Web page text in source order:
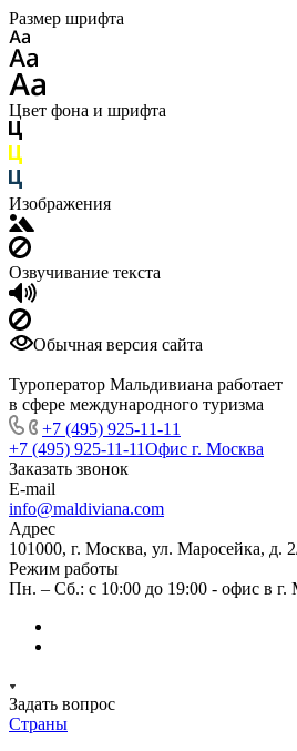
Размер шрифта
Цвет фона и шрифта
Изображения
Озвучивание текста
Обычная версия сайта
Туроператор Мальдивиана работает
в сфере международного туризма
+7 (495) 925-11-11
+7 (495) 925-11-11Офис г. Москва
Заказать звонок
E-mail
info@maldiviana.com
Адрес
101000, г. Москва, ул. Маросейка, д.
Режим работы
Пн. – Сб.: с 10:00 до 19:00 - офис в г.
Задать вопрос
Страны